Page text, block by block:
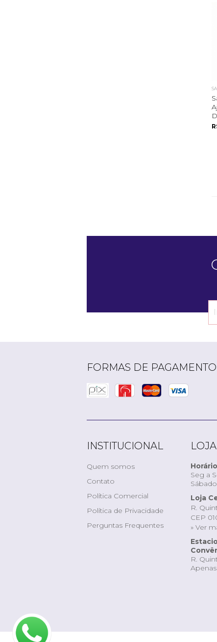
FORMAS DE PAGAMENTO
INSTITUCIONAL
Quem somos
Contato
Política Comercial
Política de Privacidade
Perguntas Frequentes
Seg a
Loja
R.
CEP
» Ver
R.